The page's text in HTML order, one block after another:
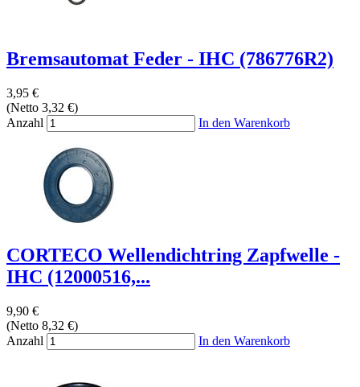
Bremsautomat Feder - IHC (786776R2)
3,95 €
(Netto 3,32 €)
Anzahl
In den Warenkorb
CORTECO Wellendichtring Zapfwelle -
IHC (12000516,...
9,90 €
(Netto 8,32 €)
Anzahl
In den Warenkorb